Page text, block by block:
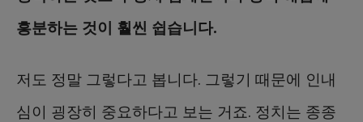
흥분하는 것이 훨씬 쉽습니다.
저도 정말 그렇다고 봅니다. 그렇기 때문에 인내
심이 굉장히 중요하다고 보는 거죠. 정치는 종종